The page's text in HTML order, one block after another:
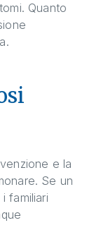
Quanto
e la
Se un
familiari